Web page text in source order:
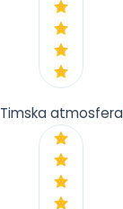
Timska atmosfera